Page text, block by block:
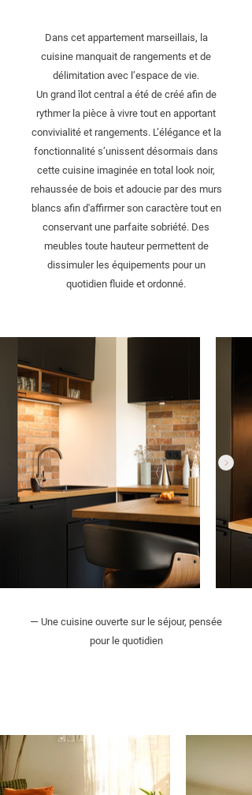
Dans cet appartement marseillais, la
cuisine manquait de rangements et de
délimitation avec l’espace de vie.
Un grand îlot central a été de créé afin de
rythmer la pièce à vivre tout en apportant
convivialité et rangements. L’élégance et la
fonctionnalité s’unissent désormais dans
cette cuisine imaginée en total look noir,
rehaussée de bois et adoucie par des murs
blancs afin d'affirmer son caractère tout en
conservant une parfaite sobriété. Des
meubles toute hauteur permettent de
dissimuler les équipements pour un
quotidien fluide et ordonné.
— Une cuisine ouverte sur le séjour, pensée
pour le quotidien